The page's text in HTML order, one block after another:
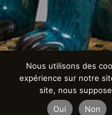
Nous utilisons des
expérience sur notre
site, nous
Oui
Non